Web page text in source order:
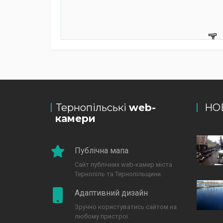
Тернопільські web-
камери
Публічна мапа
Сайт публічних web-камер міста
Тернопіль та Тернопільщини.
Адаптивний дизайн
Зручно користуватись сайтом на
любому пристрої.